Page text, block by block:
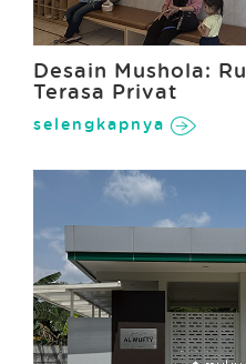
Desain Mushola:
Terasa Privat
selengkapnya